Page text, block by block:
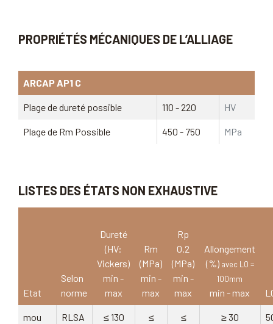
PROPRIÉTÉS MÉCANIQUES DE L’ALLIAGE
ARCAP AP1 C
Plage de dureté possible 110 - 220 HV
Plage de Rm Possible 450 - 750 MPa
LISTES DES ÉTATS NON EXHAUSTIVE
Etat
Selon
norme
Dureté
(HV:
Vickers)
min -
max
Rm
(MPa)
min -
max
Rp
0.2
(MPa)
min -
max
Allongement
(%) avec L0 =
100mm
min - max
mou RLSA ≤ 130
≤
≤
≥ 30